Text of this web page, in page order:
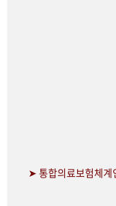
➤ 통합의료보험체계